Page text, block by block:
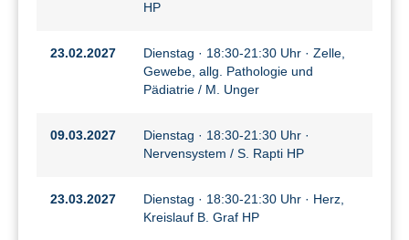
HP
23.02.2027
Dienstag · 18:30-21:30 Uhr · Zelle,
Gewebe, allg. Pathologie und
Pädiatrie / M. Unger
09.03.2027
Dienstag · 18:30-21:30 Uhr ·
Nervensystem / S. Rapti HP
23.03.2027
Dienstag · 18:30-21:30 Uhr · Herz,
Kreislauf B. Graf HP